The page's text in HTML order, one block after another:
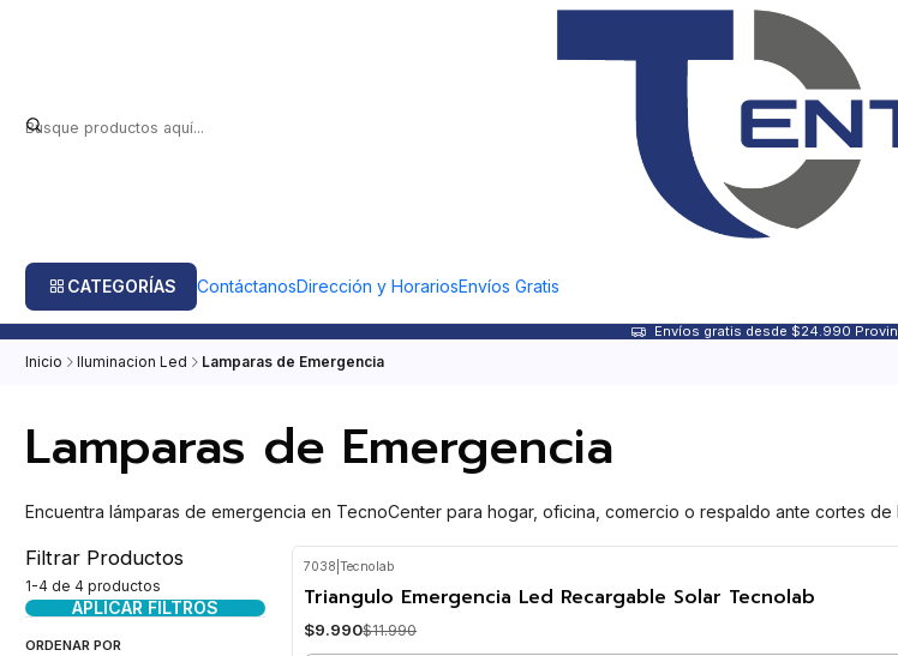
CATEGORÍAS ContáctanosDirección y HorariosEnvíos Gratis
Envíos gratis desde $24.990
Inicio Iluminacion Led Lamparas de Emergencia
Lamparas de Emergencia
Encuentra lámparas de emergencia en TecnoCenter para hogar, oficina, comercio o respaldo ante cortes
Filtrar Productos
1-4 de 4 productos
APLICAR FILTROS
ORDENAR POR
-17% OFF
7038 Tecnolab
Triangulo Emergencia Led Recargable Solar Tecnolab
$9.990$11.990